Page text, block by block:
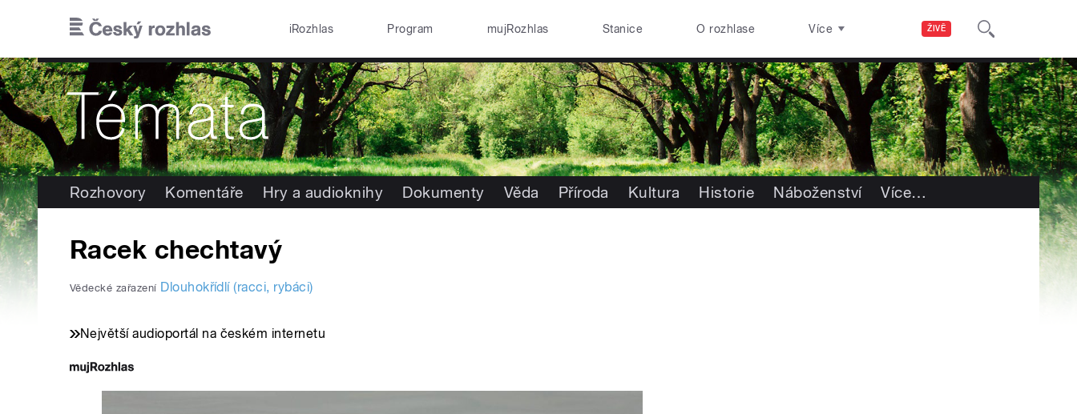
ŽIVĚ
iRozhlas Program mujRozhlas Stanice O rozhlase Více
Rozhovory Komentáře Hry a audioknihy Dokumenty Věda Příroda Kultura Historie Náboženství Více…
Racek chechtavý
Vědecké zařazení Dlouhokřídlí (racci, rybáci)
Největší audioportál na českém internetu